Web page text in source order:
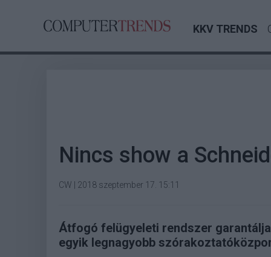
KKV TRENDS
Nincs show a
CW 2018 szeptember 17. 15:11
Átfogó felügyeleti rendszer
egyik legnagyobb